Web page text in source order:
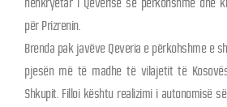
për Prizrenin.
Brenda pak javëve Qeveria e përkohshme e
pjesën më të madhe të vilajetit të
Shkupit. Filloi kështu realizimi i autonomisë